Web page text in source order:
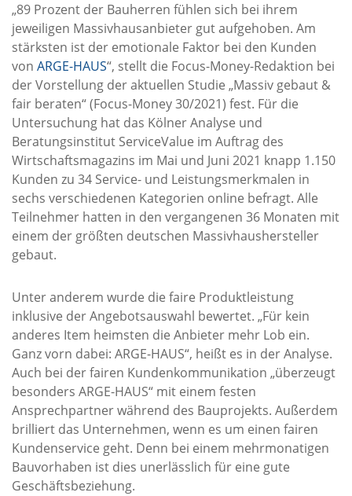
„89 Prozent der Bauherren fühlen sich bei ihrem
jeweiligen Massivhausanbieter gut aufgehoben. Am
stärksten ist der emotionale Faktor bei den Kunden
von ARGE-HAUS“, stellt die Focus-Money-Redaktion bei
der Vorstellung der aktuellen Studie „Massiv gebaut &
fair beraten“ (Focus-Money 30/2021) fest. Für die
Untersuchung hat das Kölner Analyse und
Beratungsinstitut ServiceValue im Auftrag des
Wirtschaftsmagazins im Mai und Juni 2021 knapp 1.150
Kunden zu 34 Service- und Leistungsmerkmalen in
sechs verschiedenen Kategorien online befragt. Alle
Teilnehmer hatten in den vergangenen 36 Monaten mit
einem der größten deutschen Massivhaushersteller
gebaut.
Unter anderem wurde die faire Produktleistung
inklusive der Angebotsauswahl bewertet. „Für kein
anderes Item heimsten die Anbieter mehr Lob ein.
Ganz vorn dabei: ARGE-HAUS“, heißt es in der Analyse.
Auch bei der fairen Kundenkommunikation „überzeugt
besonders ARGE-HAUS“ mit einem festen
Ansprechpartner während des Bauprojekts. Außerdem
brilliert das Unternehmen, wenn es um einen fairen
Kundenservice geht. Denn bei einem mehrmonatigen
Bauvorhaben ist dies unerlässlich für eine gute
Geschäftsbeziehung.